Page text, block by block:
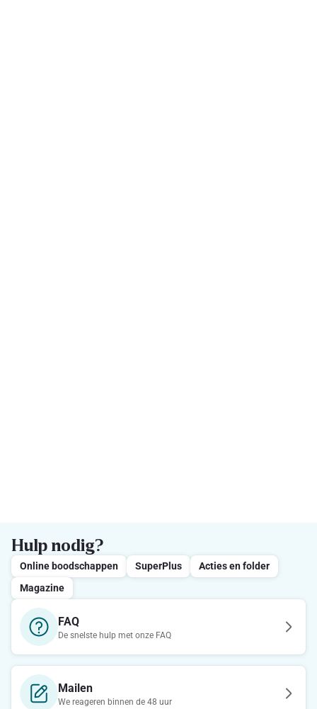
Hulp nodig?
Online boodschappen SuperPlus
Acties en folder
Magazine
FAQ
De snelste hulp met onze FAQ
Mailen
We reageren binnen de 48 uur